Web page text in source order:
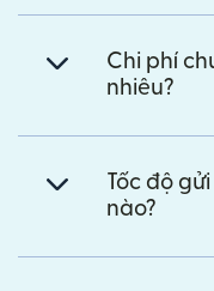
Chi phí
nhiêu?
Tốc độ
nào?